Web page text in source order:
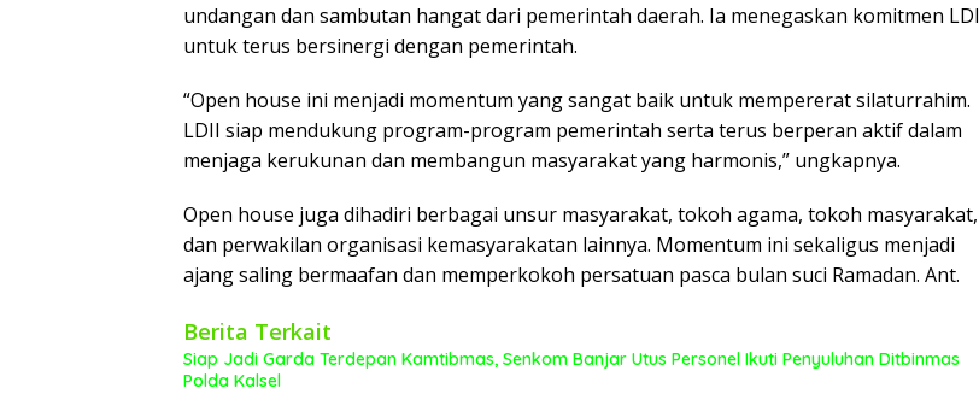
undangan dan sambutan hangat dari pemerintah daerah. Ia menegaskan komitmen
untuk terus bersinergi dengan pemerintah.
“Open house ini menjadi momentum yang sangat baik untuk mempererat silaturrahim.
LDII siap mendukung program-program pemerintah serta terus berperan aktif dalam
menjaga kerukunan dan membangun masyarakat yang harmonis,” ungkapnya.
Open house juga dihadiri berbagai unsur masyarakat, tokoh agama, tokoh masyarakat,
dan perwakilan organisasi kemasyarakatan lainnya. Momentum ini sekaligus menjadi
ajang saling bermaafan dan memperkokoh persatuan pasca bulan suci Ramadan. Ant.
Berita Terkait
Siap Jadi Garda Terdepan Kamtibmas, Senkom Banjar Utus Personel Ikuti Penyuluhan Ditbinmas
Polda Kalsel